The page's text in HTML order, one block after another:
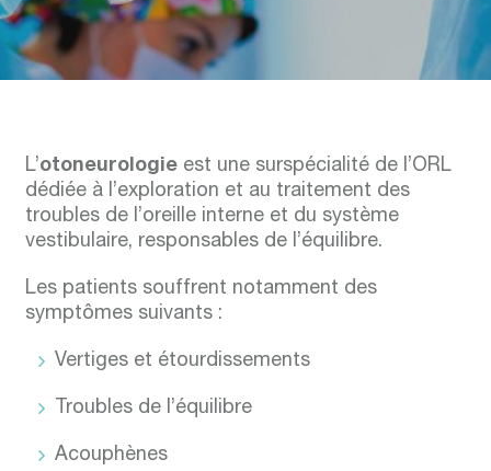
L’otoneurologie est une surspécialité de l’ORL
dédiée à l’exploration et au traitement des
troubles de l’oreille interne et du système
vestibulaire, responsables de l’équilibre.
Les patients souffrent notamment des
symptômes suivants :
Vertiges et étourdissements
Troubles de l’équilibre
Acouphènes